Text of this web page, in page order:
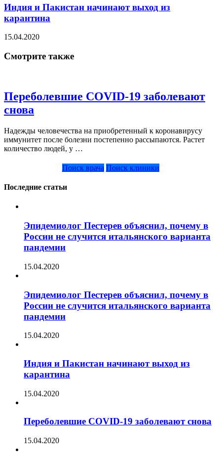
Индия и Пакистан начинают выход из
карантина
15.04.2020
Смотрите также
Переболевшие COVID-19 заболевают
снова
Надежды человечества на приобретенный к коронавирусу
иммунитет после болезни постепенно рассыпаются. Растет
количество людей, у …
Поиск врача Поиск клиники
Последние статьи
Эпидемиолог Пестерев объяснил, почему в
России не случится итальянского варианта
пандемии
15.04.2020
Эпидемиолог Пестерев объяснил, почему в
России не случится итальянского варианта
пандемии
15.04.2020
Индия и Пакистан начинают выход из
карантина
15.04.2020
Переболевшие COVID-19 заболевают снова
15.04.2020